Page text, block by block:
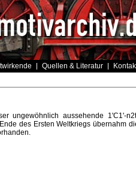
Quellen & Literatur
ungewöhnlich aussehende 1'C1'-
des Ersten Weltkriegs übernahm